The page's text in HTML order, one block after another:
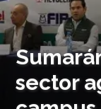
sector